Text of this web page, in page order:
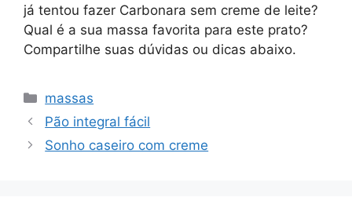
já tentou fazer Carbonara sem creme de leite?
Qual é a sua massa favorita para este prato?
Compartilhe suas dúvidas ou dicas abaixo.
Categorias
massas
Pão integral fácil
Sonho caseiro com creme